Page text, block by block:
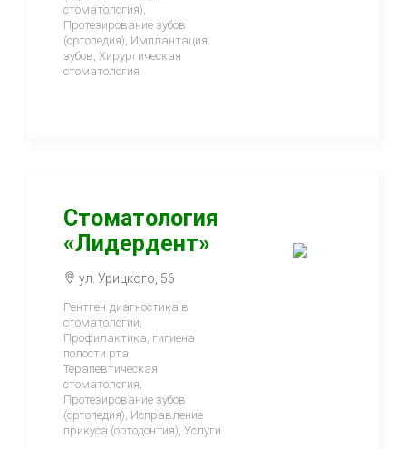
стоматология),
Протезирование зубов
(ортопедия), Имплантация
зубов, Хирургическая
стоматология
Стоматология
«Лидердент»
ул. Урицкого, 56
Рентген-диагностика в
стоматологии,
Профилактика, гигиена
полости рта,
Терапевтическая
стоматология,
Протезирование зубов
(ортопедия), Исправление
прикуса (ортодонтия), Услуги